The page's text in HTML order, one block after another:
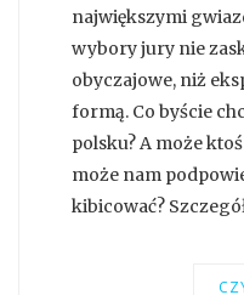
największymi
wybory jury nie
obyczajowe, niż
formą. Co byście
polsku? A może
może nam
kibicować?